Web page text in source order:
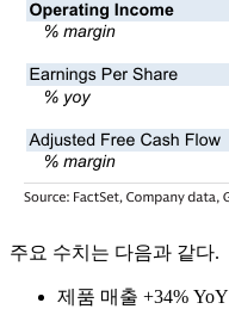
주요 수치는 다음과 같다.
제품 매출 +34% YoY